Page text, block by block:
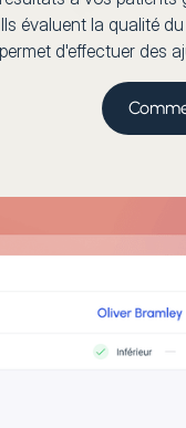
évaluent la qualité
permet d'effectuer des